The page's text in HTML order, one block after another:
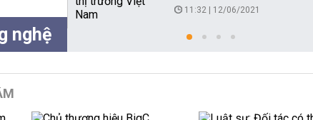
nghệ
11:32 | 12/06/2021